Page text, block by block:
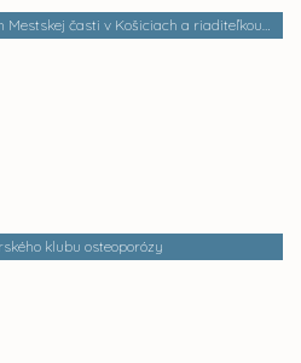
klubu osteoporózy